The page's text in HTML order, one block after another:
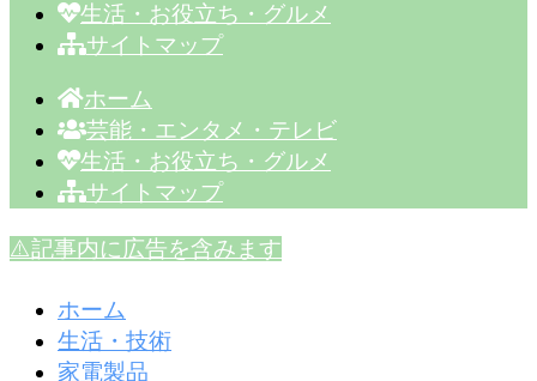
生活・お役立ち・グルメ
サイトマップ
ホーム
芸能・エンタメ・テレビ
生活・お役立ち・グルメ
サイトマップ
⚠️記事内に広告を含みます
ホーム
生活・技術
家電製品